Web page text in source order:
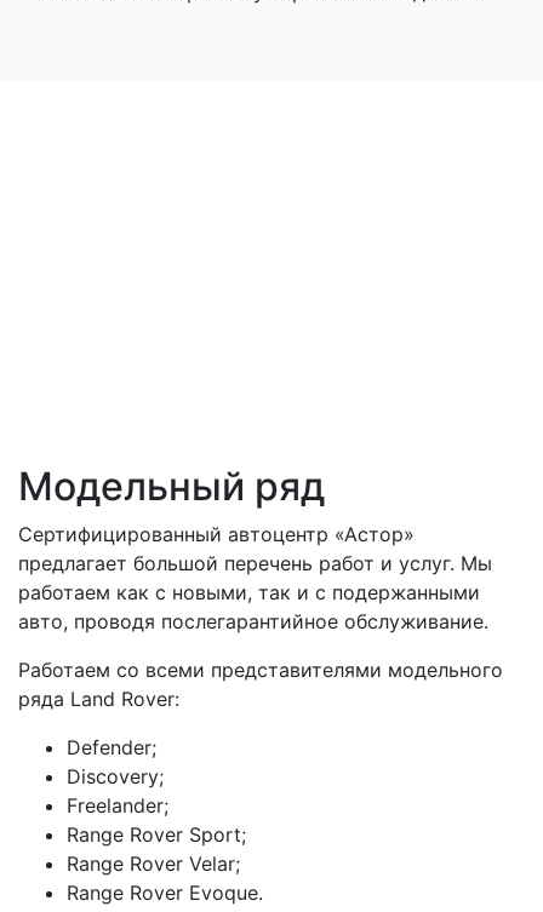
Модельный ряд
Сертифицированный автоцентр «Астор»
предлагает большой перечень работ и услуг. Мы
работаем как с новыми, так и с подержанными
авто, проводя послегарантийное обслуживание.
Работаем со всеми представителями модельного
ряда Land Rover:
Defender;
Discovery;
Freelander;
Range Rover Sport;
Range Rover Velar;
Range Rover Evoque.